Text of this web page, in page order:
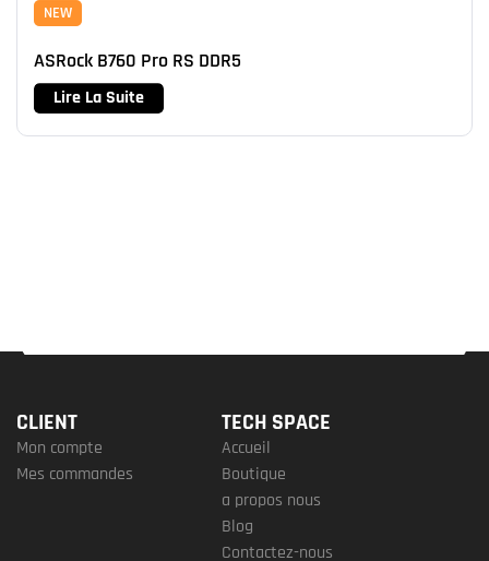
NEW
ASRock B760 Pro RS DDR5
Lire La Suite
CLIENT
Mon compte
Mes commandes
TECH SPACE
Accueil
Boutique
a propos nous
Blog
Contactez-nous